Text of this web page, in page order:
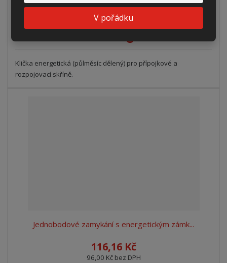
V pořádku
Koupit
Klička energetická (půlměsíc dělený) pro přípojkové a
rozpojovací skříně.
Jednobodové zamykání s energetickým zámk...
116,16 Kč
96,00 Kč bez DPH